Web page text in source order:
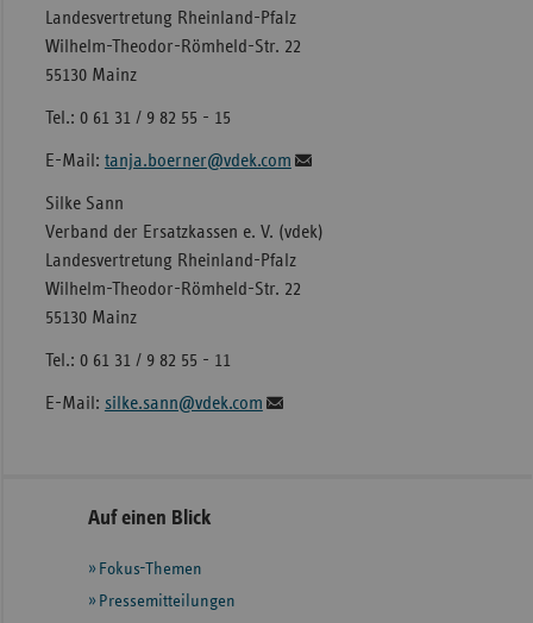
Landesvertretung Rheinland-Pfalz
Wilhelm-Theodor-Römheld-Str. 22
55130 Mainz
Tel.: 0 61 31 / 9 82 55 - 15
E-Mail: tanja.boerner@vdek.com
Silke Sann
Verband der Ersatzkassen e. V. (vdek)
Landesvertretung Rheinland-Pfalz
Wilhelm-Theodor-Römheld-Str. 22
55130 Mainz
Tel.: 0 61 31 / 9 82 55 - 11
E-Mail: silke.sann@vdek.com
Seitennavigation
Seitenleiste
weiteren
Informationen
Auf einen Blick
Fokus-Themen
Pressemitteilungen